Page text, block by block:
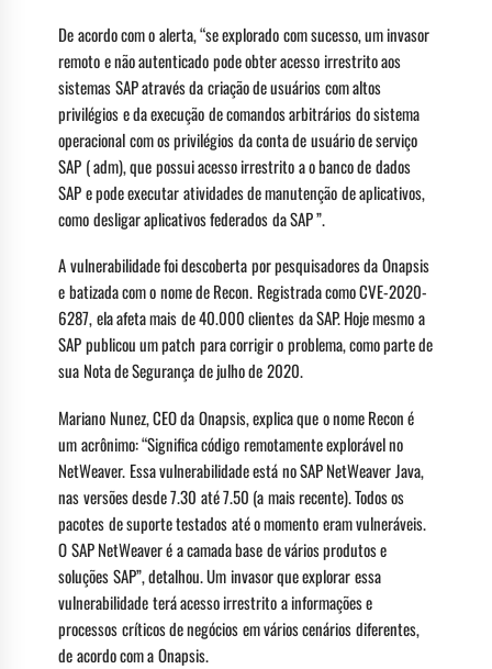
De acordo com o alerta, “se explorado com sucesso, um invasor
remoto e não autenticado pode obter acesso irrestrito aos
sistemas SAP através da criação de usuários com altos
privilégios e da execução de comandos arbitrários do sistema
operacional com os privilégios da conta de usuário de serviço
SAP ( adm), que possui acesso irrestrito a o banco de dados
SAP e pode executar atividades de manutenção de aplicativos,
como desligar aplicativos federados da SAP ”.
A vulnerabilidade foi descoberta por pesquisadores da Onapsis
e batizada com o nome de Recon. Registrada como CVE-2020-
6287, ela afeta mais de 40.000 clientes da SAP. Hoje mesmo a
SAP publicou um patch para corrigir o problema, como parte de
sua Nota de Segurança de julho de 2020.
Mariano Nunez, CEO da Onapsis, explica que o nome Recon é
um acrônimo: “Significa código remotamente explorável no
NetWeaver. Essa vulnerabilidade está no SAP NetWeaver Java,
nas versões desde 7.30 até 7.50 (a mais recente). Todos os
pacotes de suporte testados até o momento eram vulneráveis.
O SAP NetWeaver é a camada base de vários produtos e
soluções SAP”, detalhou. Um invasor que explorar essa
vulnerabilidade terá acesso irrestrito a informações e
processos críticos de negócios em vários cenários diferentes,
de acordo com a Onapsis.